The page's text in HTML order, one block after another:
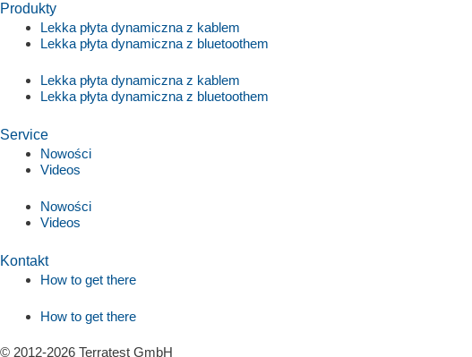
Produkty
Lekka płyta dynamiczna z kablem
Lekka płyta dynamiczna z bluetoothem
Lekka płyta dynamiczna z kablem
Lekka płyta dynamiczna z bluetoothem
Service
Nowości
Videos
Nowości
Videos
Kontakt
How to get there
How to get there
© 2012-2026 Terratest GmbH